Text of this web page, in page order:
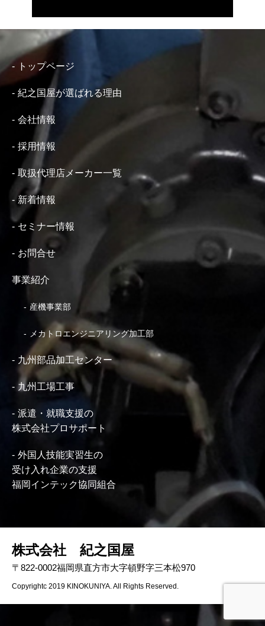
トップページ
紀之国屋が選ばれる理由
会社情報
採用情報
取扱代理店メーカー一覧
新着情報
セミナー情報
お問合せ
事業紹介
産機事業部
メカトロエンジニアリング加工部
九州部品加工センター
九州工場工事
派遣・就職支援の
株式会社プロサポート
外国人技能実習生の
受け入れ企業の支援
福岡インテック協同組合
株式会社 紀之国屋
〒822-0002福岡県直方市大字頓野字三本松970
Copyrightc 2019 KINOKUNIYA. All Rights Reserved.